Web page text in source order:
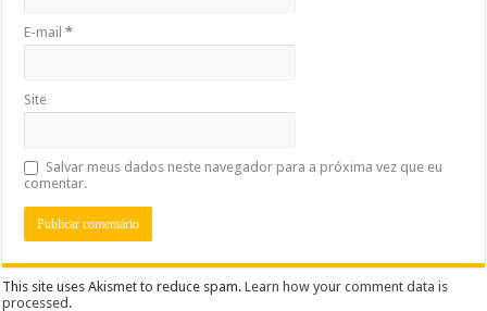
E-mail*
Site
Salvar meus dados neste navegador para a próxima vez que eu
comentar.
This site uses Akismet to reduce spam.Learn how your comment data is
processed .